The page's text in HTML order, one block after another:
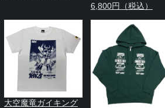
6,800円（税込）
大空魔竜ガイキング